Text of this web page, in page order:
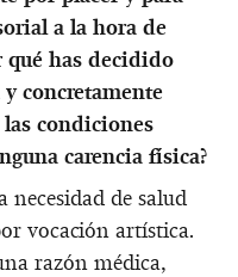
a la hora de
qué has decidido
concretamente
condiciones
carencia física?
de salud
vocación artística.
razón médica,